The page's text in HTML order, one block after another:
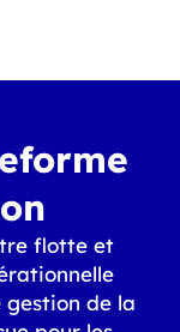
flotte et
de la